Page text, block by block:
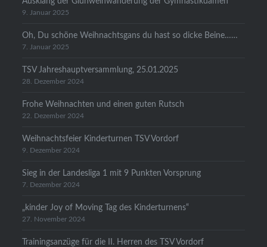
9. Januar 2025
Oh, Du schöne Weihnachtsgans du hast so dicke Beine……
7. Januar 2025
TSV Jahreshauptversammlung, 25.01.2025
28. Dezember 2024
Frohe Weihnachten und einen guten Rutsch
22. Dezember 2024
Weihnachtsfeier Kinderturnen TSV Vordorf
9. Dezember 2024
Sieg in der Landesliga 1 mit 9 Punkten Vorsprung
7. Dezember 2024
„kinder Joy of Moving Tag des Kinderturnens“
27. November 2024
Trainingsanzüge für die II. Herren des TSV Vordorf